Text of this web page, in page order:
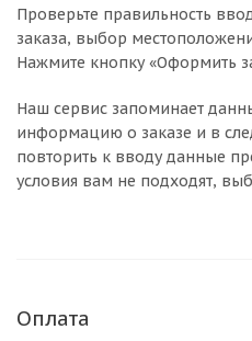
Проверьте правильность
заказа, выбор
Нажмите кнопку «Оформить
Наш сервис запоминает
информацию о заказе и в
повторить к вводу данные
условия вам не подходят,
Оплата